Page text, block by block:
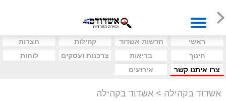
ראשי חדשות אשדוד קהילות
חצרות
חינוך
בריאות צרכנות ועסקים
לוחות
צרו איתנו קשר
אירועים
אשדוד בקהילה > אשדוד בקהילה